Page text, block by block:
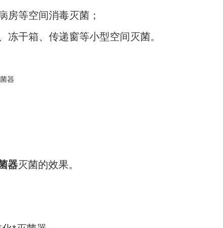
房等空间消毒灭菌；
干箱、传递窗等小型空间灭菌。
器灭菌的效果。